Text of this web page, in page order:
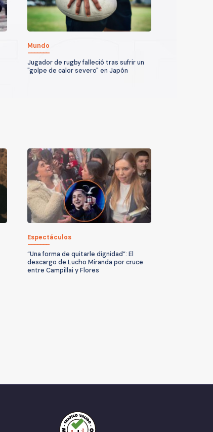
Mundo
Jugador de rugby falleció tras sufrir un
"golpe de calor severo" en Japón
Espectáculos
“Una forma de quitarle dignidad”: El
descargo de Lucho Miranda por cruce
entre Campillai y Flores